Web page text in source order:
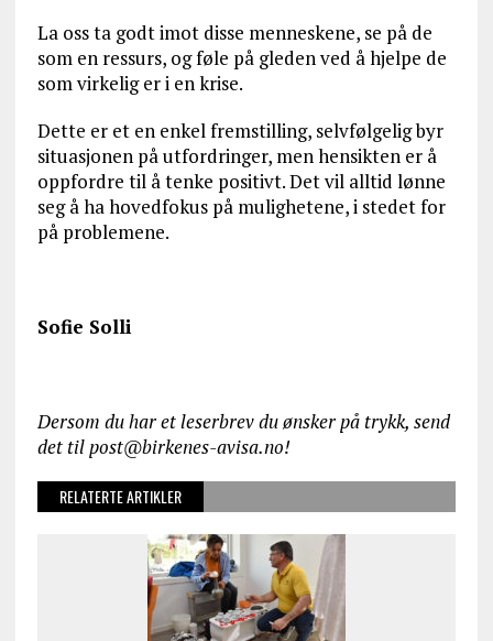
La oss ta godt imot disse menneskene, se på de
som en ressurs, og føle på gleden ved å hjelpe de
som virkelig er i en krise.
Dette er et en enkel fremstilling, selvfølgelig byr
situasjonen på utfordringer, men hensikten er å
oppfordre til å tenke positivt. Det vil alltid lønne
seg å ha hovedfokus på mulighetene, i stedet for
på problemene.
Sofie Solli
Dersom du har et leserbrev du ønsker på trykk, send
det til post@birkenes-avisa.no!
RELATERTE ARTIKLER